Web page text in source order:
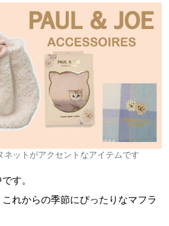
ネットがアクセントなアイテムです
す。
れからの季節にぴったりなマフラ